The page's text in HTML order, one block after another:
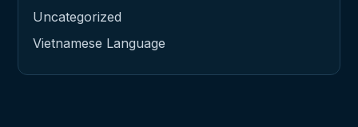
Uncategorized
Vietnamese Language